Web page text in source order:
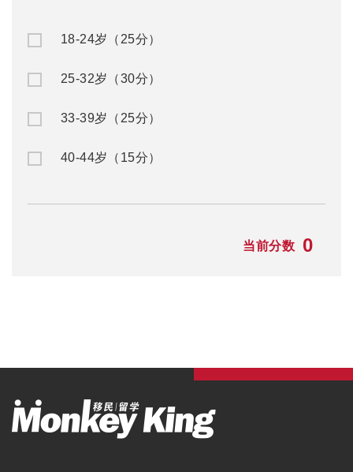
18-24岁（25分）
25-32岁（30分）
33-39岁（25分）
40-44岁（15分）
当前分数 0